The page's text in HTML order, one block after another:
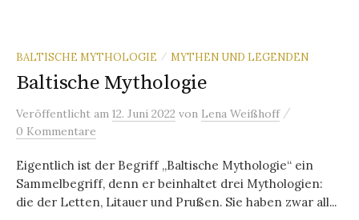
BALTISCHE MYTHOLOGIE / MYTHEN UND LEGENDEN
Baltische Mythologie
Veröffentlicht am 12. Juni 2022 von Lena Weißhoff /
0 Kommentare
Eigentlich ist der Begriff „Baltische Mythologie“ ein
Sammelbegriff, denn er beinhaltet drei Mythologien:
die der Letten, Litauer und Prußen. Sie haben zwar all...